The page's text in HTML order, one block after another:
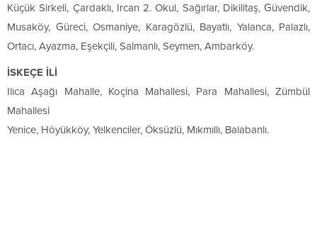
Küçük Sirkeli, Çardaklı, Ircan 2. Okul, Sağırlar, Dikilitaş, Güvendik,
Musaköy, Güreci, Osmaniye, Karagözlü, Bayatlı, Yalanca, Palazlı,
Ortacı, Ayazma, Eşekçili, Salmanlı, Seymen, Ambarköy.
İSKEÇE İLİ
Ilıca Aşağı Mahalle, Koçina Mahallesi, Para Mahallesi, Zümbül
Mahallesi
Yenice, Höyükköy, Yelkenciler, Öksüzlü, Mıkmıllı, Balabanlı.